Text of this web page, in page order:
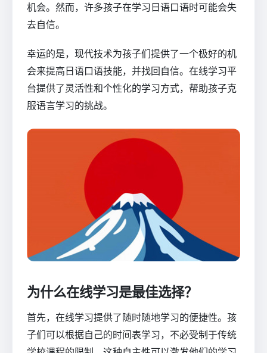
机会。然而，许多孩子在学习日语口语时可能会失
去自信。
幸运的是，现代技术为孩子们提供了一个极好的机
会来提高日语口语技能，并找回自信。在线学习平
台提供了灵活性和个性化的学习方式，帮助孩子克
服语言学习的挑战。
为什么在线学习是最佳选择？
首先，在线学习提供了随时随地学习的便捷性。孩
子们可以根据自己的时间表学习，不必受制于传统